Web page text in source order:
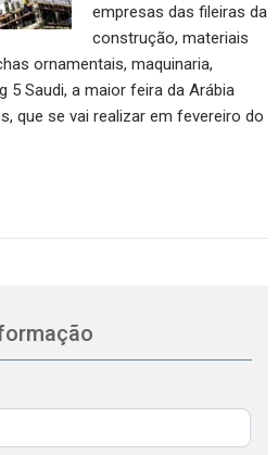
empresas das fileiras da
construção, materiais
ornamentais, maquinaria,
5 Saudi, a maior feira da Arábia
que se vai realizar em fevereiro do